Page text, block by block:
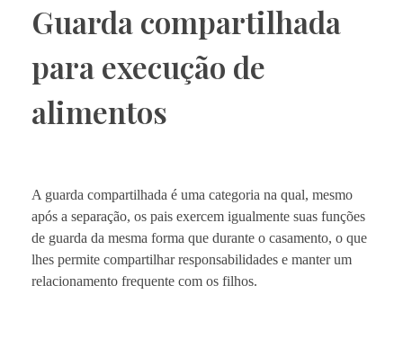
Guarda compartilhada
para execução de
alimentos
A guarda compartilhada é uma categoria na qual, mesmo
após a separação, os pais exercem igualmente suas funções
de guarda da mesma forma que durante o casamento, o que
lhes permite compartilhar responsabilidades e manter um
relacionamento frequente com os filhos.